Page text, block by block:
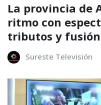
La provincia de
ritmo con
tributos y
Sureste Televisión